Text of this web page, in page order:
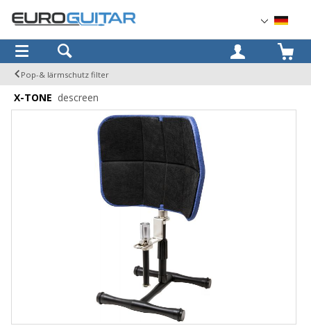
OK
Pop-& lärmschutz filter
X-TONE descreen